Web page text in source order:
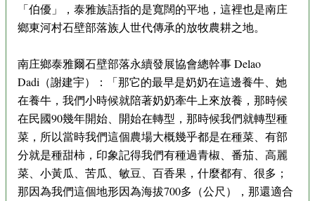
「伯優」，泰雅族語指的是寬闊的平地，這裡也是南庄
鄉東河村石壁部落族人世代傳承的放牧農耕之地。
南庄鄉泰雅爾石壁部落永續發展協會總幹事 Delao
Dadi（謝建宇）：「那它的最早是奶奶在這邊養牛、她
在養牛，我們小時候就陪著奶奶牽牛上來放養，那時候
在民國90幾年開始、開始在轉型，那時候我們就轉型種
菜，所以當時我們這個農場大概幾乎都是在種菜、有部
分就是種甜柿，印象記得我們有種過青椒、番茄、高麗
菜、小黃瓜、苦瓜、敏豆、百香果，什麼都有、很多；
那因為我們這個地形因為海拔700多（公尺），那還適合